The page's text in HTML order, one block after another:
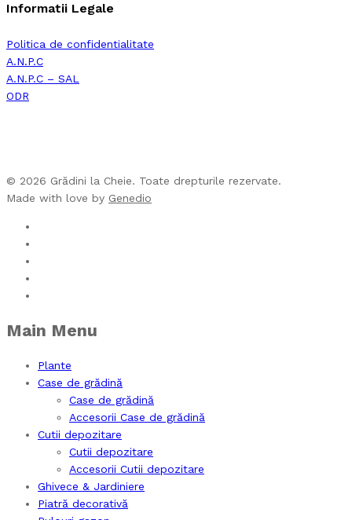
Informatii Legale
Politica de confidentialitate
A.N.P.C
A.N.P.C – SAL
ODR
© 2026 Grădini la Cheie. Toate drepturile rezervate.
Made with love by Genedio
Main Menu
Plante
Case de grădină
Case de grădină
Accesorii Case de grădină
Cutii depozitare
Cutii depozitare
Accesorii Cutii depozitare
Ghivece & Jardiniere
Piatră decorativă